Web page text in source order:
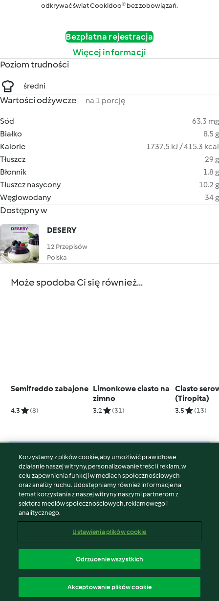
odkrywać świat Cookidoo® bez zobowiązań.
Bezpłatna rejestracja
Więcej informacji
Poziom trudności
średni
Wartości odżywcze na 1 porcję
Sód
63.3 mg
Białko
8.5 g
Kalorie
1737.5 kJ / 415.3 kcal
Tłuszcz
29 g
Błonnik
1.8 g
Tłuszcz nasycony
10.2 g
Węglowodany
34 g
Dostępny w
DESERY
12 Przepisów
Polska
Może spodoba Ci się również...
Semifreddo zabajone
4.3 (8)
Limonkowe ciasto na
zimno
3.2 (31)
Ciasto
(Tiropita)
3.5 (13)
© Copyright 2026
Warunki korzystania
Polityka prywatności
Disclaimer
Znak wydawcy
Zgłoś treść
Oświadczenie o dostępności
Korzystamy z plików cookie, aby umożliwić prawidłowe
działanie naszej witryny, personalizowanie treści i reklam, w
celu zapewnienia funkcji w mediach społecznościowych
oraz analizy ruchu. Udostępniamy również informacje na
temat korzystania z naszej witryny naszymi partnerom z
sektora mediów społecznościowych, reklamowego i
analitycznego.
Ustawienia plików cookie
Odrzucenie wszystkich
Akceptowanie plików cookie